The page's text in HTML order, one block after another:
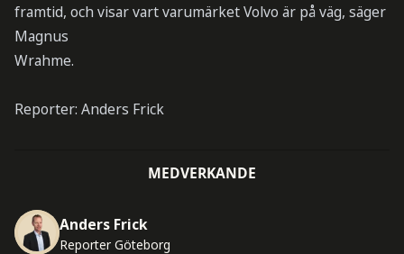
framtid, och visar vart varumärket Volvo är på väg, säger
Magnus
Wrahme.
Reporter: Anders Frick
MEDVERKANDE
Anders Frick
Reporter Göteborg